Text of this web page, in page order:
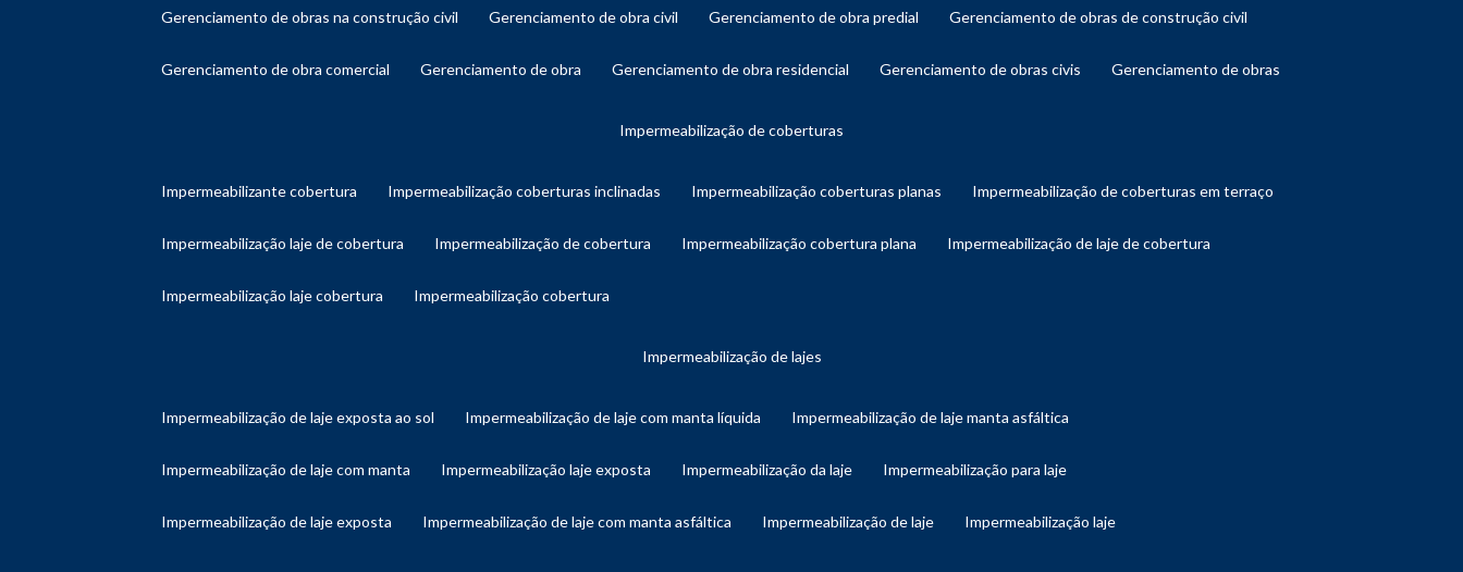
gerenciamento de obras na construção civil gerenciamento de obra civil gerenciamento de obra predial gerenciamento de obras de construção civil
gerenciamento de obra comercial gerenciamento de obra gerenciamento de obra residencial gerenciamento de obras civis gerenciamento de obras
impermeabilização de coberturas
impermeabilizante cobertura impermeabilização coberturas inclinadas impermeabilização coberturas planas impermeabilização de coberturas em terraço
impermeabilização laje de cobertura impermeabilização de cobertura impermeabilização cobertura plana impermeabilização de laje de cobertura
impermeabilização laje cobertura impermeabilização cobertura
impermeabilização de lajes
impermeabilização de laje exposta ao sol impermeabilização de laje com manta líquida impermeabilização de laje manta asfáltica
impermeabilização de laje com manta impermeabilização laje exposta impermeabilização da laje impermeabilização para laje
impermeabilização de laje exposta impermeabilização de laje com manta asfáltica impermeabilização de laje impermeabilização laje